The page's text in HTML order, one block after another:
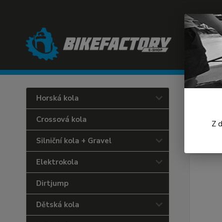
Horská kola
Crossová kola
Silniční kola + Gravel
Elektrokola
Dirtjump
Dětská kola
Z